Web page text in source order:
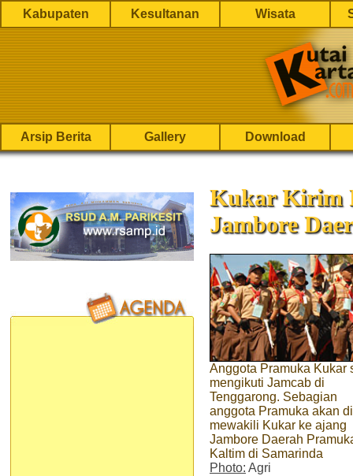
Kabupaten Kesultanan Wisata
Arsip Berita Gallery Download
Kukar Kirim
Jambore
Anggota Pramuka Kukar
mengikuti Jamcab di
Tenggarong. Sebagian
anggota Pramuka akan
mewakili Kukar ke ajang
Jambore Daerah
Kaltim di Samarinda
Photo: Agri